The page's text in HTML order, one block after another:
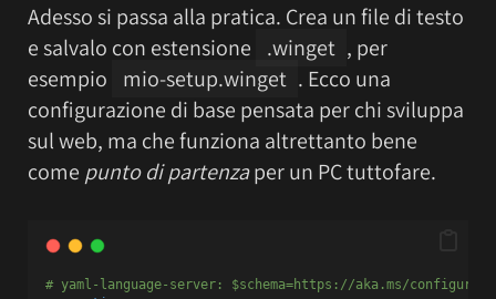
Adesso si passa alla pratica. Crea un file di testo
e salvalo con estensione
.winget , per
esempio
mio-setup.winget . Ecco una
configurazione di base pensata per chi sviluppa
sul web, ma che funziona altrettanto bene
come punto di partenzaper un PC tuttofare.
# yaml-language-server: $schema=https://aka.ms/